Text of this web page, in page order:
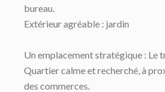
bureau.
Extérieur agréable : jardin
Un emplacement stratégique : Le
Quartier calme et recherché, à
des commerces.